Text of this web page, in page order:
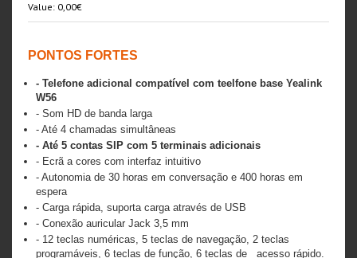
Value: 0,00€
PONTOS FORTES
- Telefone adicional compatível com teelfone base Yealink
W56
- Som HD de banda larga
- Até 4 chamadas simultâneas
- Até 5 contas SIP com 5 terminais adicionais
- Ecrã a cores com interfaz intuitivo
- Autonomia de 30 horas em conversação e 400 horas em
espera
- Carga rápida, suporta carga através de USB
- Conexão auricular Jack 3,5 mm
- 12 teclas numéricas, 5 teclas de navegação, 2 teclas
programáveis, 6 teclas de função, 6 teclas de acesso rápido.